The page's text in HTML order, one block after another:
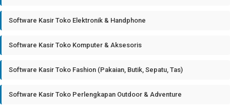
Software Kasir Toko Elektronik & Handphone
Software Kasir Toko Komputer & Aksesoris
Software Kasir Toko Fashion (Pakaian, Butik, Sepatu, Tas)
Software Kasir Toko Perlengkapan Outdoor & Adventure